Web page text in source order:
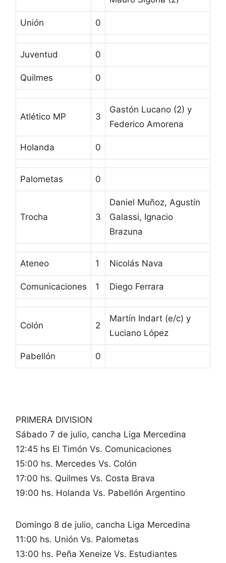
Unión 0
Juventud 0
Quilmes 0
Atlético MP 3
Gastón Lucano (2) y
Federico Amorena
Holanda 0
Palometas 0
Trocha 3
Daniel Muñoz, Agustín
Galassi, Ignacio
Brazuna
Ateneo 1 Nicolás Nava
Comunicaciones 1 Diego Ferrara
Colón 2
Martín Indart (e/c) y
Luciano López
Pabellón 0
PRIMERA DIVISION
Sábado 7 de julio, cancha Liga Mercedina
12:45 hs El Timón Vs. Comunicaciones
15:00 hs. Mercedes Vs. Colón
17:00 hs. Quilmes Vs. Costa Brava
19:00 hs. Holanda Vs. Pabellón Argentino
Domingo 8 de julio, cancha Liga Mercedina
11:00 hs. Unión Vs. Palometas
13:00 hs. Peña Xeneize Vs. Estudiantes